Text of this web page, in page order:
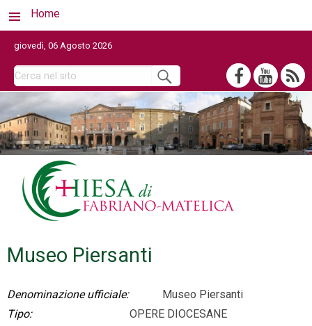
Home
giovedì, 06 Agosto 2026
Museo Piersanti
Denominazione ufficiale:
Museo Piersanti
Tipo:
OPERE DIOCESANE